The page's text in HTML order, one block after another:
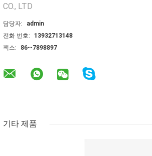
CO., LTD
담당자:
admin
전화 번호:
13932713148
팩스:
86--7898897
기타 제품